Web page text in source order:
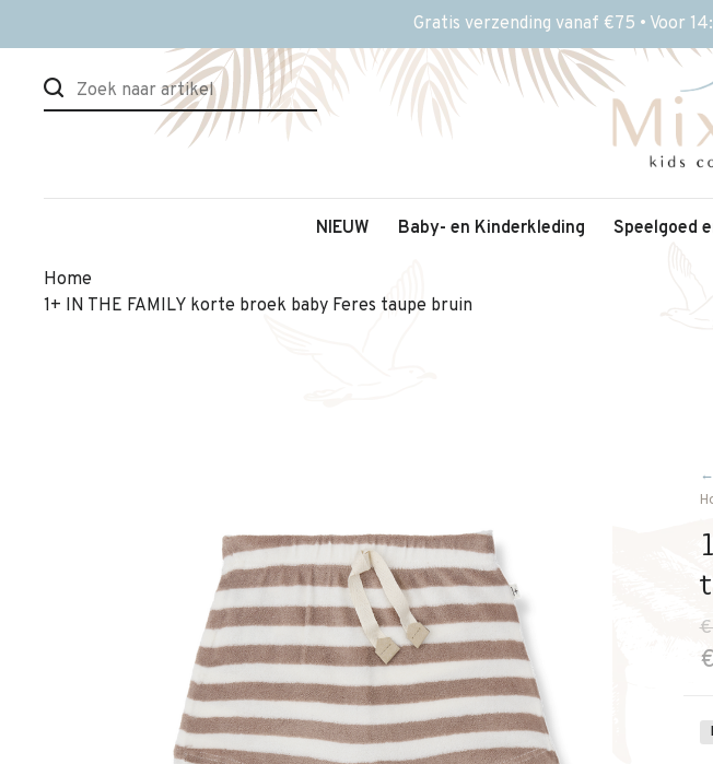
Gratis verzending vanaf €75 • Voor
NIEUW Baby- en Kinderkleding Speelgoed
Home
1+ IN THE FAMILY korte broek baby Feres taupe bruin